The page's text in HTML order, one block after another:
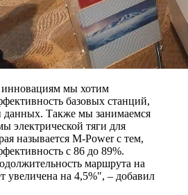
мы хотим
базовых станций,
данных. Также мы занимаемся
электрической тяги для
называется M-Power с тем,
с 86 до 89%.
маршрута на
увеличена на 4,5%", – добавил